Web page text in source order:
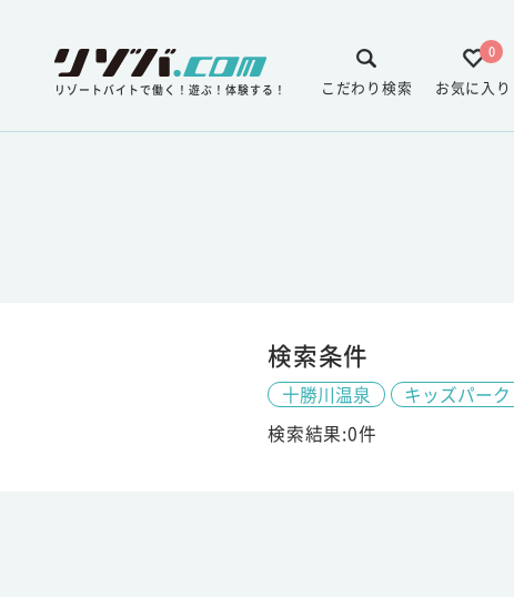
リゾートバイトで働く！遊ぶ！体験する！
0
お気に入り
こだわり検索
検索条件
十勝川温泉
キッズパーク
検索結果:0件